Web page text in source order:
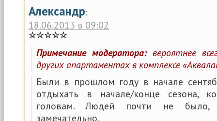
Александр:
18.06.2013 в 09:02
Примечание модератора:вероятнее
других апартаментах в комплексе
Были в прошлом году в начале
отдыхать в начале/конце сезона,
головам. Людей почти не
замечательно.